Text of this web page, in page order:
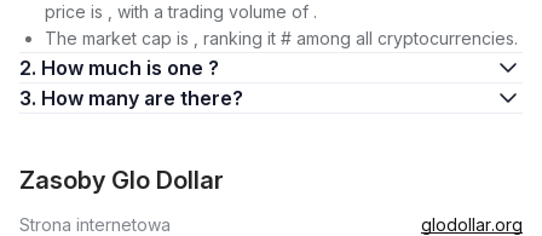
price is , with a trading volume of .
The market cap is , ranking it # among all cryptocurrencies.
2. How much is one ?
3. How many are there?
Zasoby Glo Dollar
Strona internetowa
glodollar.org